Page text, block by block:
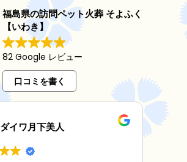
福島県の訪問ペット火葬 そよふく
【いわき】
82 Google レビュー
口コミを書く
ダイワ月下美人